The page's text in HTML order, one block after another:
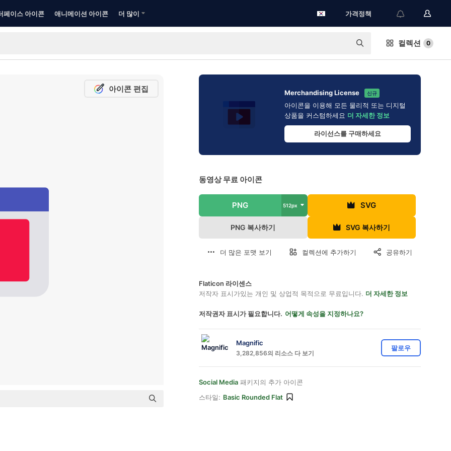
페이스 아이콘 애니메이션 아이콘 더 많이 가격정책
컬렉션 0
아이콘 편집 Merchandising License 신규
아이콘을 이용해 모든 물리적 또는 디지털
상품을 커스텀하세요 더 자세한 정보
라이선스를 구매하세요
동영상 무료 아이콘
PNG 512px SVG
PNG 복사하기 SVG 복사하기
더 많은 포맷 보기 컬렉션에 추가하기 공유하기
Flaticon 라이센스
저작자 표시가있는 개인 및 상업적 목적으로 무료입니다. 더 자세한 정보
저작권자 표시가 필요합니다. 어떻게 속성을 지정하나요?
Magnific
3,282,856의 리소스 다 보기
팔로우
Social Media 패키지의 추가 아이콘
스타일: Basic Rounded Flat